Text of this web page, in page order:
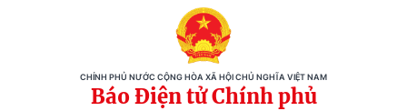
CHÍNH PHỦ NƯỚC CỘNG HÒA XÃ HỘI CHỦ NGHĨA VIỆT NAM
Báo Điện tử Chính phủ